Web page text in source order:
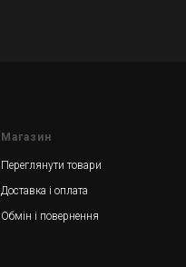
Магазин
Переглянути товари
Доставка і оплата
Обмін і повернення